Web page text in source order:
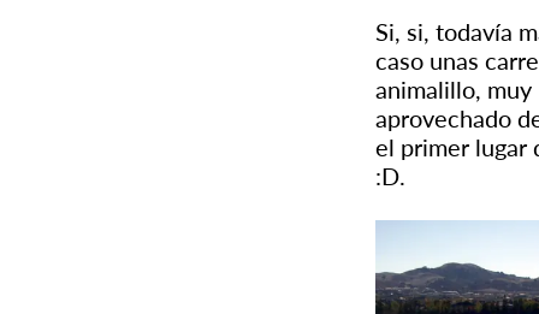
Si, si, todavía
caso unas
animalillo,
aprovechado
el primer lugar
:D.